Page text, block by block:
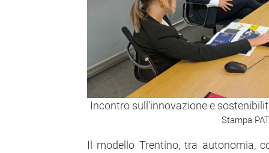
Incontro sull'innovazione e
Stampa
Il modello Trentino, tra autonomia,